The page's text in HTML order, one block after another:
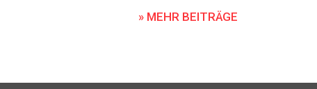
» MEHR BEITRÄGE